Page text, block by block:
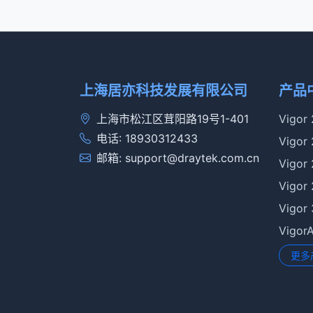
上海居亦科技发展有限公司
上海市松江区茸阳路19号1-401
电话: 18930312433
邮箱: support@draytek.com.cn
产品
Vigor
Vigor
Vigor
Vigor
Vigor
更多